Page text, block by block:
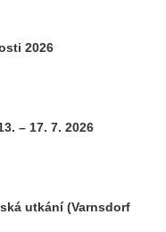
2026
– 17. 7. 2026
utkání (Varnsdorf